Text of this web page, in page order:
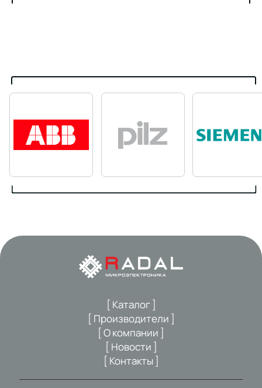
[ Каталог ]
[ Производители ]
[ О компании ]
[ Новости ]
[ Контакты ]